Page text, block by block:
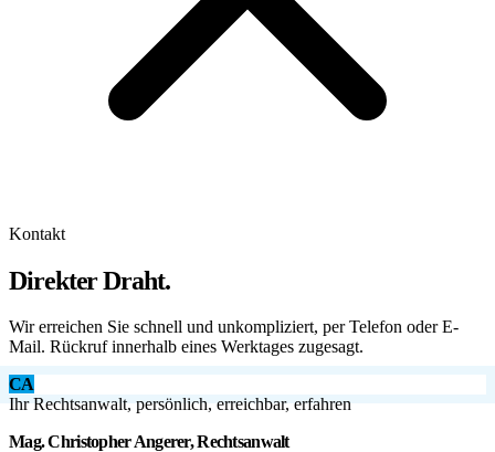
Kontakt
Direkter Draht.
Wir erreichen Sie schnell und unkompliziert, per Telefon oder E-
Mail. Rückruf innerhalb eines Werktages zugesagt.
CA
Ihr Rechtsanwalt, persönlich, erreichbar, erfahren
Mag. Christopher Angerer, Rechtsanwalt